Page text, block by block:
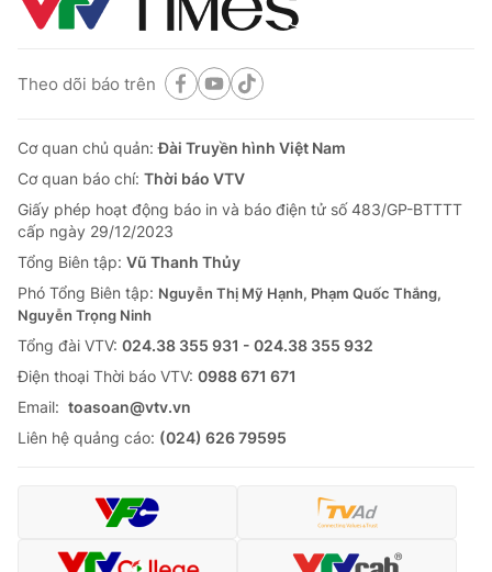
Theo dõi báo trên
Cơ quan chủ quản:Đài Truyền hình Việt Nam
Cơ quan báo chí: Thời báo VTV
Giấy phép hoạt động báo in và báo điện tử số 483/GP-BTTTT
cấp ngày 29/12/2023
Tổng Biên tập: Vũ Thanh Thủy
Phó Tổng Biên tập: Nguyễn Thị Mỹ Hạnh, Phạm Quốc Thắng,
Nguyễn Trọng Ninh
Tổng đài VTV: 024.38 355 931 - 024.38 355 932
Ðiện thoại Thời báo VTV: 0988 671 671
Email: toasoan@vtv.vn
Liên hệ quảng cáo: (024) 626 79595